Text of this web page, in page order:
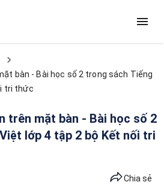
bàn - Bài học số 2 trong sách Tiếng
tri thức
trên mặt bàn - Bài học số 2
lớp 4 tập 2 bộ Kết nối tri
Chia sẻ